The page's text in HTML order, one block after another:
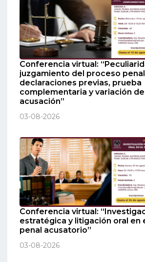
Conferencia virtual:
juzgamiento del proceso
declaraciones previas, prueba
complementaria y variación de
acusación”
03-08-2026
Conferencia virtual:
estratégica y litigación oral en
penal acusatorio”
03-08-2026